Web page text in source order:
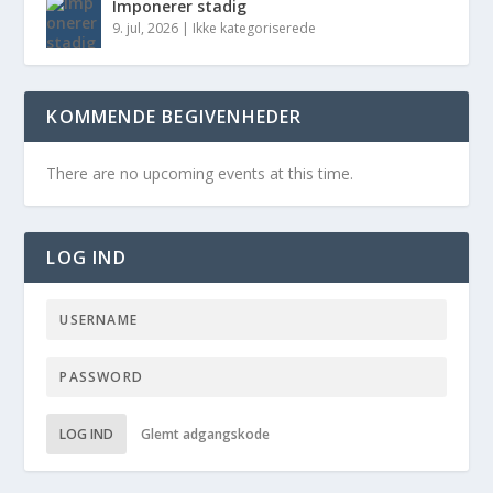
Imponerer stadig
9. jul, 2026 | Ikke kategoriserede
KOMMENDE BEGIVENHEDER
There are no upcoming events at this time.
LOG IND
LOG IND Glemt adgangskode